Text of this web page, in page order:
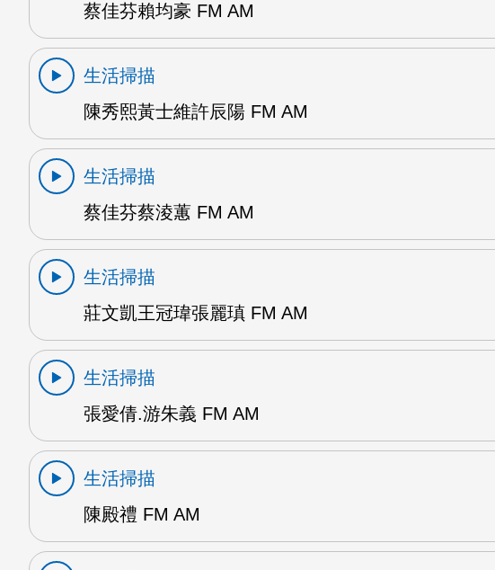
蔡佳芬賴均豪 FM AM
生活掃描
陳秀熙黃士維許辰陽 FM AM
生活掃描
蔡佳芬蔡淩蕙 FM AM
生活掃描
莊文凱王冠瑋張麗瑱 FM AM
生活掃描
張愛倩.游朱義 FM AM
生活掃描
陳殿禮 FM AM